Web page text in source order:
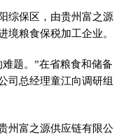
综保区，由贵州富之源
境粮食保税加工企业。
题。”在省粮食和储备
司总经理童江向调研组
州富之源供应链有限公